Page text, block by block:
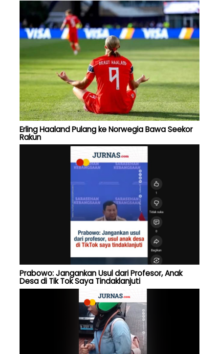
Erling Haaland Pulang ke Norwegia Bawa Seekor
Rakun
Prabowo: Jangankan Usul dari Profesor, Anak
Desa di Tik Tok Saya Tindaklanjuti